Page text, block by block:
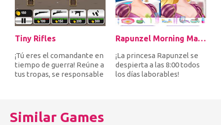
Tiny Rifles
¡Tú eres el comandante en
tiempo de guerra! Reúne a
tus tropas, se responsable
Rapunzel Morning Makeup Fashion
¡La princesa Rapunzel se
despierta a las 8:00 todos
los días laborables!
Similar Games